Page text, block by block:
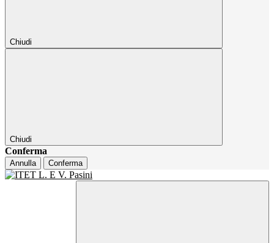
Chiudi
Chiudi
Conferma
Annulla Conferma